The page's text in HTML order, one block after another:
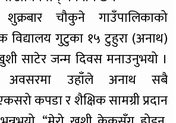
चौकुने गाउँपालिकाको
विद्यालय गुटुका १५ टुहुरा (अनाथ)
साटेर जन्म दिवस मनाउनुभयो ।
अवसरमा उहाँले अनाथ सबै
कपडा र शैक्षिक सामग्री प्रदान